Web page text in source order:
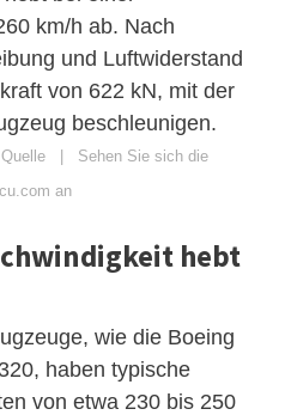
km/h ab. Nach
und Luftwiderstand
von 622 kN, mit der
beschleunigen.
| Sehen Sie sich die
an
hebt
wie die Boeing
haben typische
von etwa 230 bis 250